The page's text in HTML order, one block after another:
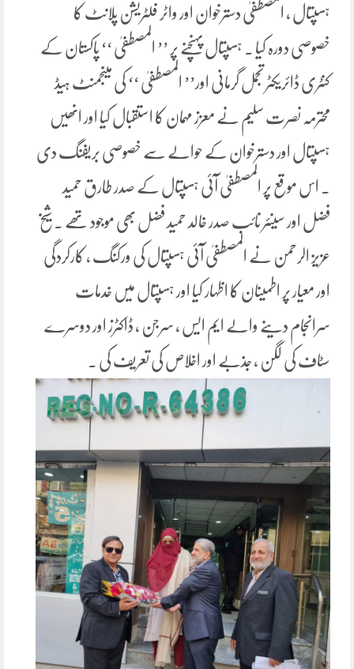
ہسپتال ، المصطفیٰ دسترخوان اور واٹر فلٹریشن پلانٹ کا
خصوصی دورہ کیا ۔ ہسپتال پہنچنے پر ’’ المصطفیٰ ‘‘ پاکستان کے
کنٹری ڈائریکٹر تجمل گرمانی اور’’ المصطفیٰ ‘‘ کی مینجمنٹ ہیڈ
محترمہ نصرت سلیم نے معزز مہمان کا استقبال کیا اور انھیں
ہسپتال اور دسترخوان کے حوالے سے خصوصی بریفنگ دی
۔ اس موقع پر المصطفیٰ آئی ہسپتال کے صدر طارق حمید
فضل اور سینئر نائب صدر خالد حمید فضل بھی موجود تھے ۔ شیخ
عزیز الرحمن نے المصطفیٰ آئی ہسپتال کی ورکنگ ، کارکردگی
اور معیار پر اطمینان کا اظہار کیا اور ہسپتال میں خدمات
سرانجام دینے والے ایم ایس ، سرجن ، ڈاکٹرز اور دوسرے
سٹاف کی لگن ، جذبے اور اخلاص کی تعریف کی ۔